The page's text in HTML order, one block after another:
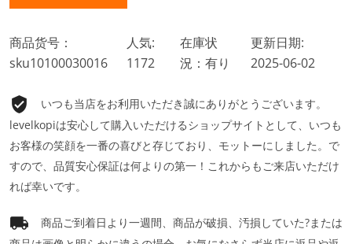
商品货号：
sku10100030016
人気:
1172
在庫状
況：有り
更新日期:
2025-06-02
いつも当店をお利用いただき誠にありがとうございます。
levelkopiは安心して購入いただけるショップサイトとして、いつも
お客様の笑顔を一番の喜びと存じており、モットーにしました。で
すので、品質安心保証は何よりの第一！これからもご来店いただけ
れば幸いです。
商品ご到着日より一週間、商品が破損、汚損していた?または